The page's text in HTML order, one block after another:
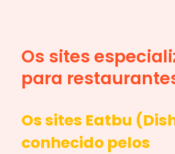
Os sites
para
Os sites Eatbu
conhecido pelos